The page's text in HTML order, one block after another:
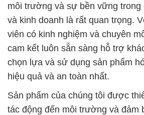
môi trường và sự bền vững trong
và kinh doanh là rất quan trọng.
viên có kinh nghiệm và chuyên
cam kết luôn sẵn sàng hỗ trợ
chọn lựa và sử dụng sản phẩm
hiệu quả và an toàn nhất.
Sản phẩm của chúng tôi được
tác động đến môi trường và đảm